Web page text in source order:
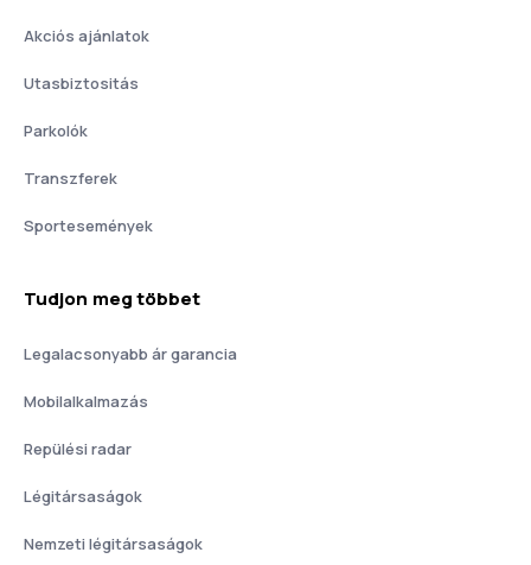
Akciós ajánlatok
Utasbiztositás
Parkolók
Transzferek
Sportesemények
Tudjon meg többet
Legalacsonyabb ár garancia
Mobilalkalmazás
Repülési radar
Légitársaságok
Nemzeti légitársaságok